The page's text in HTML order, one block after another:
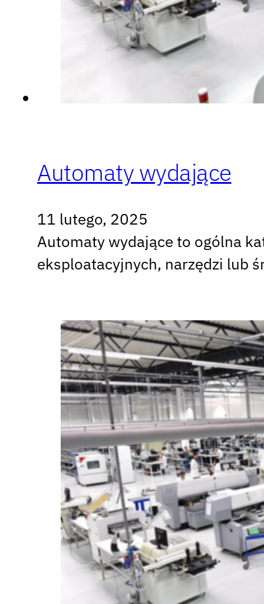
Automaty wydające
11 lutego, 2025
Automaty wydające to ogólna
eksploatacyjnych, narzędzi lub